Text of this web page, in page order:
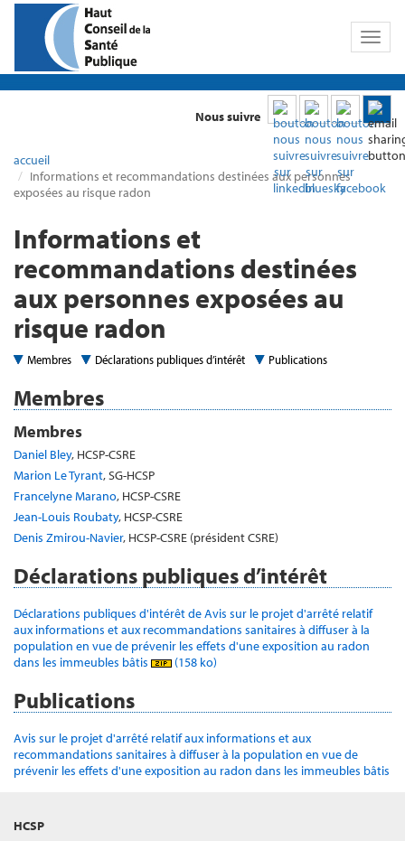
Toggle
Nous suivre
accueil
Informations et recommandations destinées aux personnes
exposées au risque radon
Informations et
recommandations destinées
aux personnes exposées au
risque radon
Membres Déclarations publiques d’intérêt Publications
Membres
Membres
Daniel Bley, HCSP-CSRE
Marion Le Tyrant, SG-HCSP
Francelyne Marano, HCSP-CSRE
Jean-Louis Roubaty, HCSP-CSRE
Denis Zmirou-Navier, HCSP-CSRE (président CSRE)
Déclarations publiques d’intérêt
Déclarations publiques d'intérêt de Avis sur le projet d'arrêté relatif
aux informations et aux recommandations sanitaires à diffuser à la
population en vue de prévenir les effets d'une exposition au radon
dans les immeubles bâtis
(158 ko)
Publications
Avis sur le projet d'arrêté relatif aux informations et aux
recommandations sanitaires à diffuser à la population en vue de
prévenir les effets d'une exposition au radon dans les immeubles bâtis
HCSP